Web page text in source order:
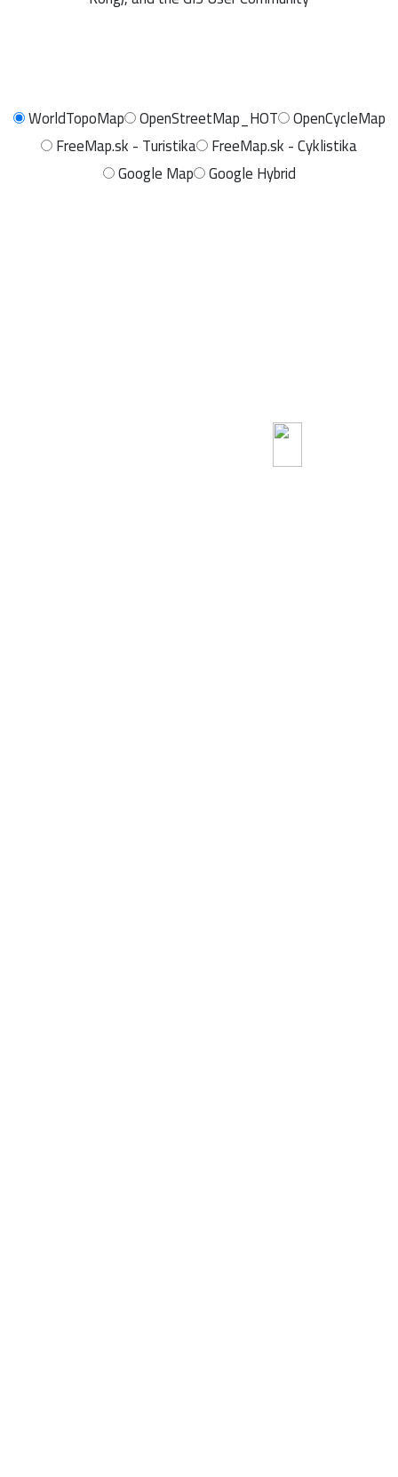
WorldTopoMap OpenStreetMap_HOT OpenCycleMap
FreeMap.sk - Turistika FreeMap.sk - Cyklistika
Google Map Google Hybrid